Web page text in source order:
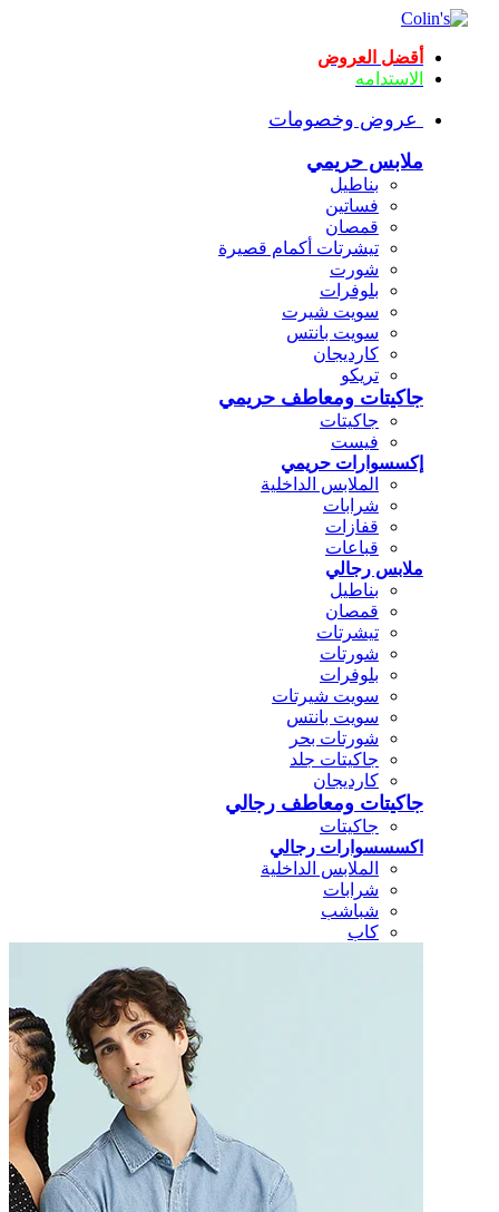
أقضل العروض
الاستدامه
عروض وخصومات
ملابس حريمي
بناطيل
فساتين
قمصان
تيشرتات أكمام قصيرة
شورت
بلوفرات
سويت شيرت
سويت بانتس
كارديجان
تريكو
جاكيتات ومعاطف حريمي
جاكيتات
فيست
إكسسوارات حريمي
الملابس الداخلية
شرابات
قفازات
قباعات
ملابس رجالي
بناطيل
قمصان
تيشرتات
شورتات
بلوفرات
سويت شيرتات
سويت بانتس
شورتات بحر
جاكيتات جلد
كارديجان
جاكيتات ومعاطف رجالي
جاكيتات
اكسسسوارات رجالي
الملابس الداخلية
شرابات
شباشب
كاب